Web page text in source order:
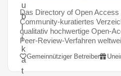
u
b
l
i
k
a
t
Das Directory of Open
Community-kuratiertes
qualitativ hochwertige Open-
Peer-Review-Verfahren
Gemeinnütziger Betreiber